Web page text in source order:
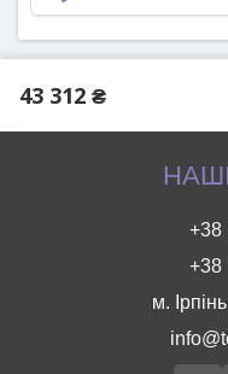
43 312 ₴
+38
+38
м.